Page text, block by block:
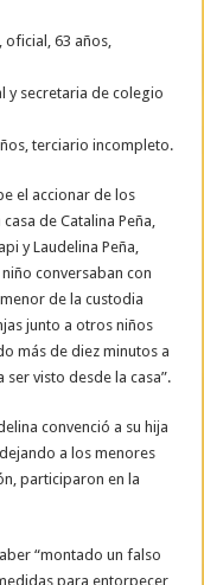
oficial, 63 años,
y secretaria de colegio
terciario incompleto.
el accionar de los
de Catalina Peña,
y Laudelina Peña,
conversaban con
de la custodia
junto a otros niños
más de diez minutos a
visto desde la casa”.
convenció a su hija
a los menores
participaron en la
“montado un falso
para entorpecer